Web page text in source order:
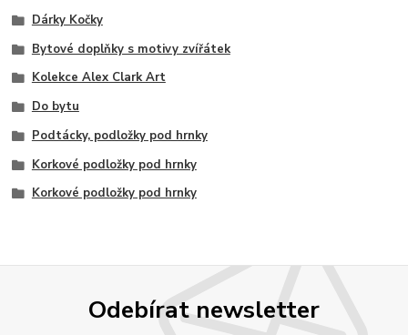
Dárky Kočky
Bytové doplňky s motivy zvířátek
Kolekce Alex Clark Art
Do bytu
Podtácky, podložky pod hrnky
Korkové podložky pod hrnky
Korkové podložky pod hrnky
Odebírat newsletter